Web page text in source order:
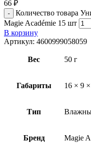
66 ₽
Количество товара
Magie Académie 15 шт
В корзину
Артикул: 4600999058059
Вес 50 г
Габариты 16 × 9
Тип
Бренд Magie